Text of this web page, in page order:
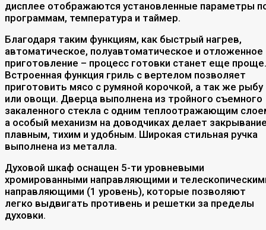
дисплее отображаются установленные параметры
программам, температура и таймер.
Благодаря таким функциям, как быстрый нагрев,
автоматическое, полуавтоматическое и отложенное
приготовление – процесс готовки станет еще проще.
Встроенная функция гриль с вертелом позволяет
приготовить мясо с румяной корочкой, а так же рыбу
или овощи. Дверца выполнена из тройного съемного
закаленного стекла с одним теплоотражающим
а особый механизм на доводчиках делает
плавным, тихим и удобным. Широкая стильная ручка
выполнена из металла.
Духовой шкаф оснащен 5-ти уровневыми
хромированными направляющими и
направляющими (1 уровень), которые позволяют
легко выдвигать противень и решетки за пределы
духовки.